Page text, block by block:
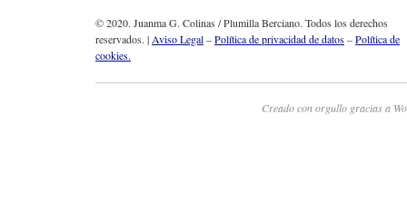
© 2020. Juanma G. Colinas / Plumilla Berciano. Todos los derechos
reservados. |Aviso Legal–Política de privacidad de datos–Política de
cookies.
Creado con orgullo gracias a